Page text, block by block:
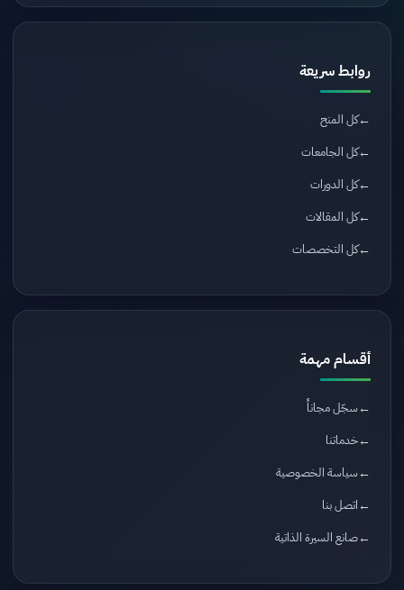
روابط سريعة
كل المنح
كل الجامعات
كل الدورات
كل المقالات
كل التخصصات
أقسام مهمة
سجّل مجاناً
خدماتنا
سياسة الخصوصية
اتصل بنا
صانع السيرة الذاتية